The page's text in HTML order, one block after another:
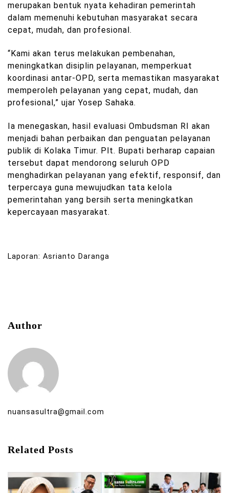
merupakan bentuk nyata kehadiran pemerintah
dalam memenuhi kebutuhan masyarakat secara
cepat, mudah, dan profesional.
“Kami akan terus melakukan pembenahan,
meningkatkan disiplin pelayanan, memperkuat
koordinasi antar-OPD, serta memastikan masyarakat
memperoleh pelayanan yang cepat, mudah, dan
profesional,” ujar Yosep Sahaka.
Ia menegaskan, hasil evaluasi Ombudsman RI akan
menjadi bahan perbaikan dan penguatan pelayanan
publik di Kolaka Timur. Plt. Bupati berharap capaian
tersebut dapat mendorong seluruh OPD
menghadirkan pelayanan yang efektif, responsif, dan
terpercaya guna mewujudkan tata kelola
pemerintahan yang bersih serta meningkatkan
kepercayaan masyarakat.
Laporan: Asrianto Daranga
Author
nuansasultra@gmail.com
Related Posts